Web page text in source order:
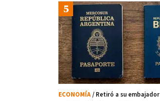
ECONOMÍA/ Retiró a su embajador